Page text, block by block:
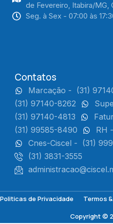
de Fevereiro, Itabira/MG,
Seg. à Sex - 07:00 às
Contatos
Marcação - (31)
(31) 97140-8262
(31) 97140-4813
(31) 99585-8490
RH -
Cnes-Ciscel - (31)
(31) 3831-3555
Copyright ©
Politicas de Privacidade Termos